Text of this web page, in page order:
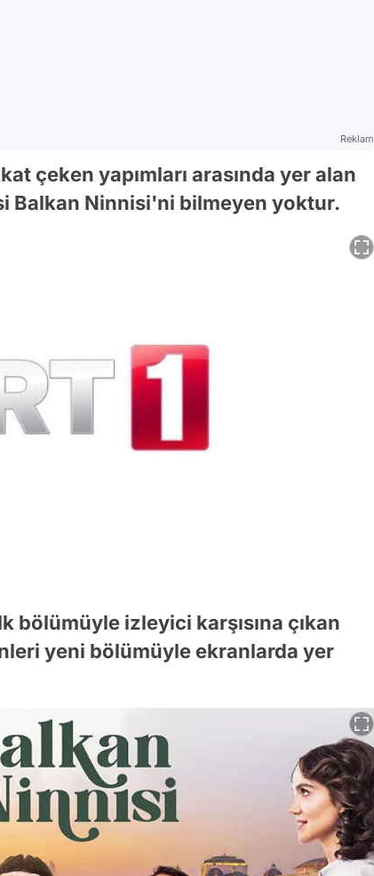
Reklam
çeken yapımları arasında yer alan
Balkan Ninnisi'ni bilmeyen yoktur.
bölümüyle izleyici karşısına çıkan
yeni bölümüyle ekranlarda yer